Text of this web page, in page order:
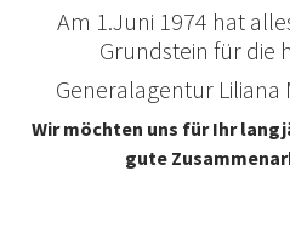
Am 1.Juni 1974 hat
Grundstein für die
Generalagentur
Wir möchten uns für Ihr
gute